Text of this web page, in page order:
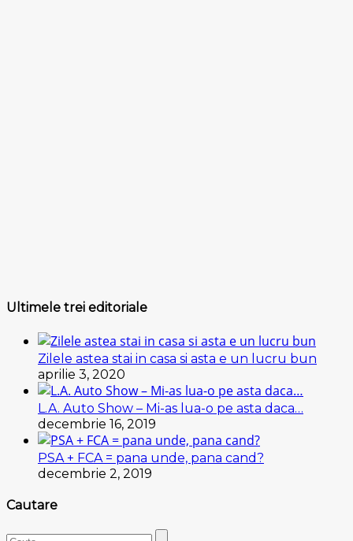
Ultimele trei editoriale
Zilele astea stai in casa si asta e un lucru bun
aprilie 3, 2020
L.A. Auto Show – Mi-as lua-o pe asta daca…
decembrie 16, 2019
PSA + FCA = pana unde, pana cand?
decembrie 2, 2019
Cautare